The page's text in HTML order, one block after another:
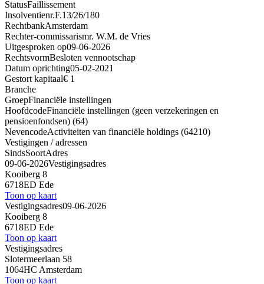
StatusFaillissement
Insolventienr.F.13/26/180
RechtbankAmsterdam
Rechter-commissarismr. W.M. de Vries
Uitgesproken op09-06-2026
RechtsvormBesloten vennootschap
Datum oprichting05-02-2021
Gestort kapitaal€ 1
Branche
GroepFinanciële instellingen
HoofdcodeFinanciële instellingen (geen verzekeringen en
pensioenfondsen) (64)
NevencodeActiviteiten van financiële holdings (64210)
Vestigingen / adressen
SindsSoortAdres
09-06-2026Vestigingsadres
Kooiberg 8
6718ED Ede
Toon op kaart
Vestigingsadres09-06-2026
Kooiberg 8
6718ED Ede
Toon op kaart
Vestigingsadres
Slotermeerlaan 58
1064HC Amsterdam
Toon op kaart